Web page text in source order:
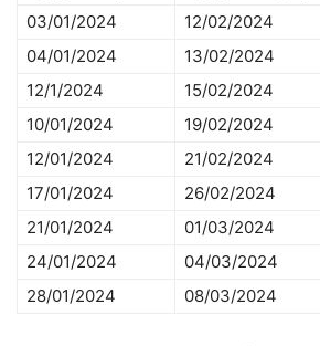
03/01/2024
12/02/2024
04/01/2024
13/02/2024
12/1/2024
15/02/2024
10/01/2024
19/02/2024
12/01/2024
21/02/2024
17/01/2024
26/02/2024
21/01/2024
01/03/2024
24/01/2024
04/03/2024
28/01/2024
08/03/2024